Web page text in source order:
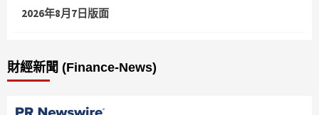
2026年8月7日版面
財經新聞 (Finance-News)